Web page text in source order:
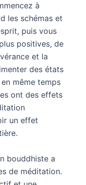
à
les schémas et
puis vous
positives, de
et la
des états
même temps
ont des effets
un effet
bouddhiste a
de méditation.